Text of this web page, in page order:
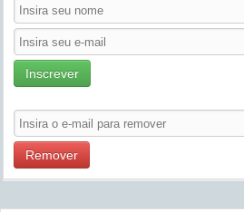
Inscrever
Remover